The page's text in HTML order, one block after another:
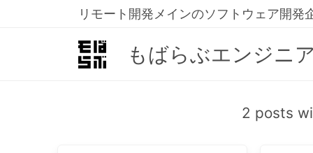
リモート開発メインのソフトウェア開発
もばらぶエンジニ
2 posts